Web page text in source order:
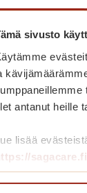
sivusto
antanut heille
lisää